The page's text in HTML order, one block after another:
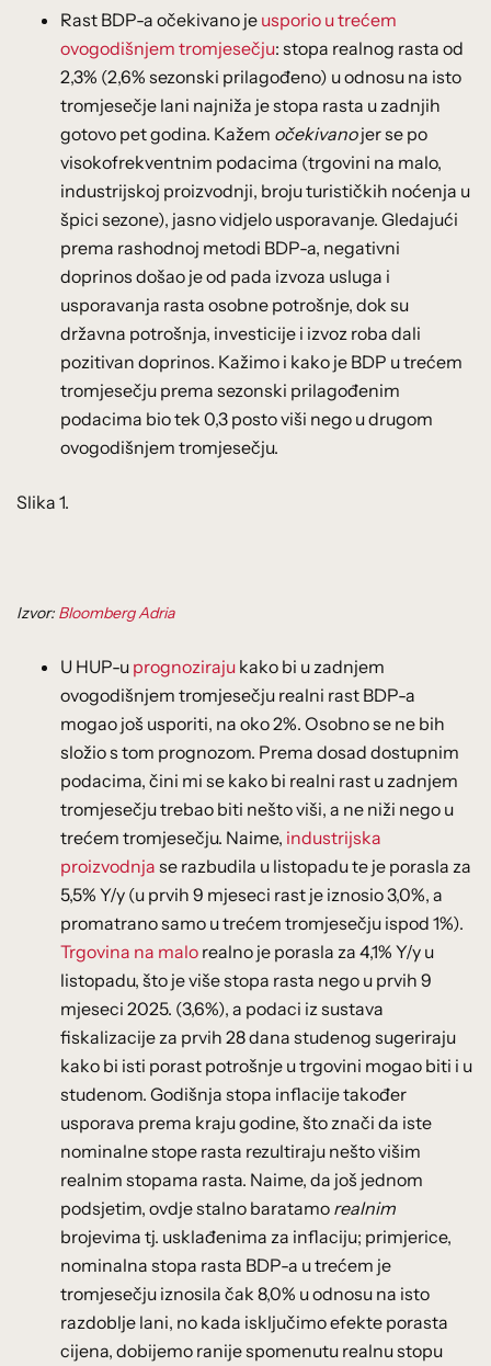
Rast BDP-a očekivano je usporio u trećem
ovogodišnjem tromjesečju: stopa realnog rasta od
2,3% (2,6% sezonski prilagođeno) u odnosu na isto
tromjesečje lani najniža je stopa rasta u zadnjih
gotovo pet godina. Kažem očekivanojer se po
visokofrekventnim podacima (trgovini na malo,
industrijskoj proizvodnji, broju turističkih noćenja u
špici sezone), jasno vidjelo usporavanje. Gledajući
prema rashodnoj metodi BDP-a, negativni
doprinos došao je od pada izvoza usluga i
usporavanja rasta osobne potrošnje, dok su
državna potrošnja, investicije i izvoz roba dali
pozitivan doprinos. Kažimo i kako je BDP u trećem
tromjesečju prema sezonski prilagođenim
podacima bio tek 0,3 posto viši nego u drugom
ovogodišnjem tromjesečju.
Slika 1.
Izvor: Bloomberg Adria
U HUP-u prognoziraju kako bi u zadnjem
ovogodišnjem tromjesečju realni rast BDP-a
mogao još usporiti, na oko 2%. Osobno se ne bih
složio s tom prognozom. Prema dosad dostupnim
podacima, čini mi se kako bi realni rast u zadnjem
tromjesečju trebao biti nešto viši, a ne niži nego u
trećem tromjesečju. Naime, industrijska
proizvodnja se razbudila u listopadu te je porasla za
5,5% Y/y (u prvih 9 mjeseci rast je iznosio 3,0%, a
promatrano samo u trećem tromjesečju ispod 1%).
Trgovina na malo realno je porasla za 4,1% Y/y u
listopadu, što je više stopa rasta nego u prvih 9
mjeseci 2025. (3,6%), a podaci iz sustava
fiskalizacije za prvih 28 dana studenog sugeriraju
kako bi isti porast potrošnje u trgovini mogao biti i u
studenom. Godišnja stopa inflacije također
usporava prema kraju godine, što znači da iste
nominalne stope rasta rezultiraju nešto višim
realnim stopama rasta. Naime, da još jednom
podsjetim, ovdje stalno baratamo realnim
brojevima tj. usklađenima za inflaciju; primjerice,
nominalna stopa rasta BDP-a u trećem je
tromjesečju iznosila čak 8,0% u odnosu na isto
razdoblje lani, no kada isključimo efekte porasta
cijena, dobijemo ranije spomenutu realnu stopu